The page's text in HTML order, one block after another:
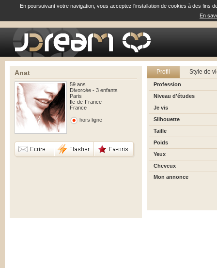
En poursuivant votre navigation, vous acceptez l'installation de cookies à des
En
Anat
59 ans
Divorcée - 3 enfants
Paris
Ile-de-France
France
hors ligne
Profil Style de
Profession
Niveau d'études
Je vis
Silhouette
Taille
Poids
Yeux
Cheveux
Mon annonce